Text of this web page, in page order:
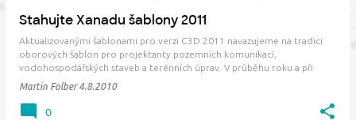
Stahujte Xanadu šablony 2011
Aktualizovanými šablonami pro verzi C3D 2011 navazujeme na tradici
oborových šablon pro projektanty pozemních komunikací,
vodohospodářských staveb a terénních úprav. V průběhu roku a při
školeních se objevily nějaké návrhy, které jsem se snažil, pokud to bylo
Martin Folber 4.8.2010
0